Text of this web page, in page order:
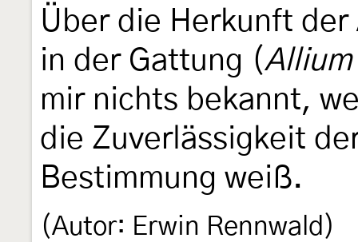
Über die Herkunft
in der Gattung (
mir nichts bekannt,
die Zuverlässigkeit
Bestimmung weiß.
(Autor: Erwin Rennwald)